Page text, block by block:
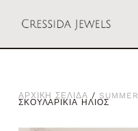
ΑΡΧΙΚΗ ΣΕΛΙΔΑ / SUMMER
ΣΚΟΥΛΑΡΙΚΙΑ ΗΛΙΟΣ